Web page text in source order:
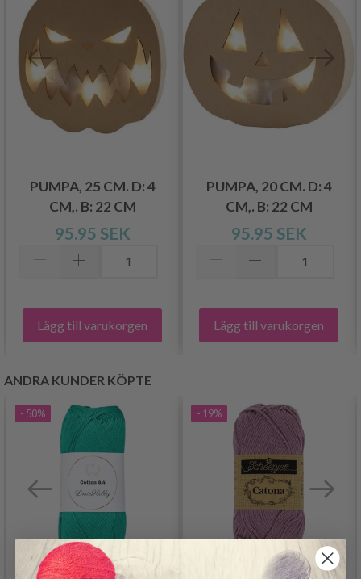
PUMPA, 25 CM. D: 4
CM,. B: 22 CM
95.95 SEK
Lägg till varukorgen
PUMPA, 20 CM. D: 4
CM,. B: 22 CM
95.95 SEK
Lägg till varukorgen
ANDRA KUNDER KÖPTE
- 50% - 19%